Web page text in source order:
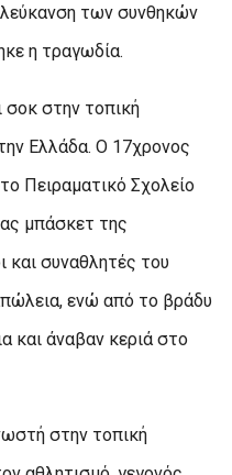
των συνθηκών
η τραγωδία.
σοκ στην τοπική
Ελλάδα. Ο 17χρονος
Πειραματικό Σχολείο
μπάσκετ της
και συναθλητές του
ενώ από το βράδυ
και άναβαν κεριά στο
στην τοπική